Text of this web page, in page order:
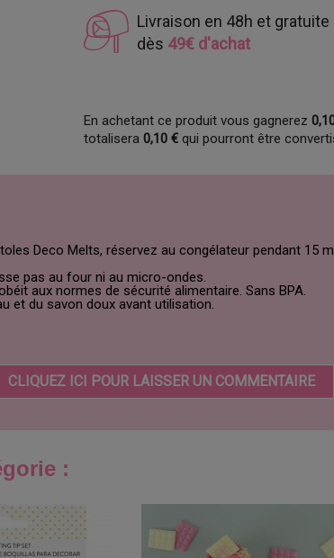
Livraison en 48h et gratuite
dès 49€ d'achat
En achetant ce produit vous gagnerez
totalisera0,10 € qui pourront être
Deco Melts, réservez au congélateur pendant 15
pas au four ni au micro-ondes.
aux normes de sécurité alimentaire. Sans BPA.
et du savon doux avant utilisation.
CLIQUEZ ICI POUR LAISSER UN COMMENTAIRE
: